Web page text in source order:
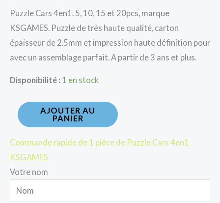
Puzzle Cars 4en1. 5, 10, 15 et 20pcs, marque
KSGAMES. Puzzle de très haute qualité, carton
épaisseur de 2.5mm et impression haute définition pour
avec un assemblage parfait. A partir de 3 ans et plus.
Disponibilité : 1 en stock
AJOUTER AU
PANIER
Commande rapide de 1 pièce de Puzzle Cars 4en1
KSGAMES
Votre nom